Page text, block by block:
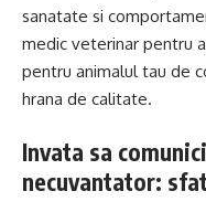
sanatate si
medic veterinar pentru
pentru animalul tau de
hrana de calitate.
Invata sa
necuvantator: